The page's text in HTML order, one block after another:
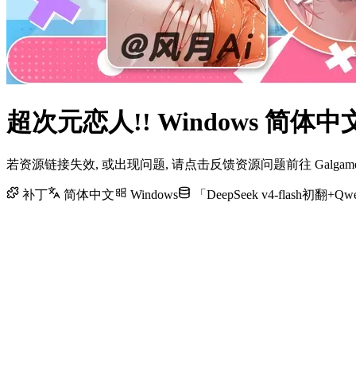
超次元恋人!! Windows 简体中
若资源链接失效, 或出现问题, 请点击反馈资源问题前往
补丁 简体中文 Windows 「DeepSeek v4-flash初翻